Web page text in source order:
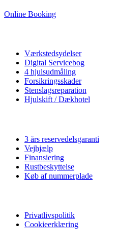
Online Booking
Værkstedsydelser
Digital Servicebog
4 hjulsudmåling
Forsikringsskader
Stenslagsreparation
Hjulskift / Dækhotel
3 års reservedelsgaranti
Vejhjælp
Finansiering
Rustbeskyttelse
Køb af nummerplade
Privatlivspolitik
Cookieerklæring